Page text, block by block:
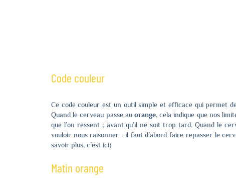
Code couleur
Ce code couleur est un outil simple et efficace qui permet
Quand le cerveau passe auorange, cela indique que nos
que l’on ressent ; avant qu’il ne soit trop tard. Quand le
vouloir nous raisonner : il faut d’abord faire repasser le
savoir plus, c’est ici)
Matin orange